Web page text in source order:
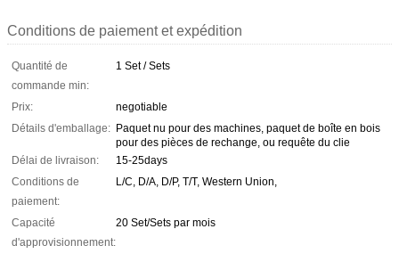
Conditions de paiement et expédition
Quantité de
commande min:
1 Set / Sets
Prix:
negotiable
Détails d'emballage: Paquet nu pour des machines, paquet de boîte en bois
pour des pièces de rechange, ou requête du clie
Délai de livraison:
15-25days
Conditions de
paiement:
L/C, D/A, D/P, T/T, Western Union,
Capacité
d'approvisionnement:
20 Set/Sets par mois